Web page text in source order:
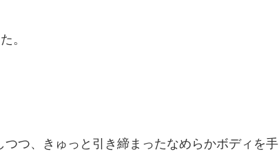
。
つ、きゅっと引き締まったなめらかボディを手